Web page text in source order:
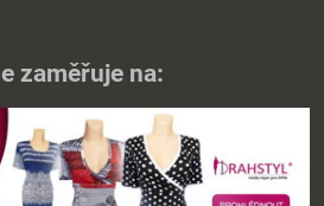
zaměřuje na: